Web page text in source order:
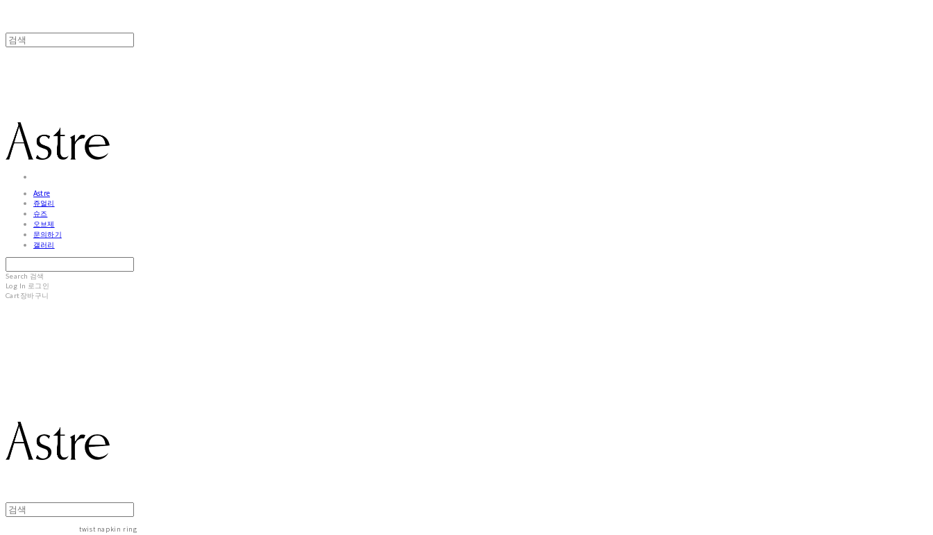
Astre
쥬얼리
슈즈
오브제
문의하기
갤러리
Search 검색
Log In 로그인
Cart장바구니
twist napkin ring